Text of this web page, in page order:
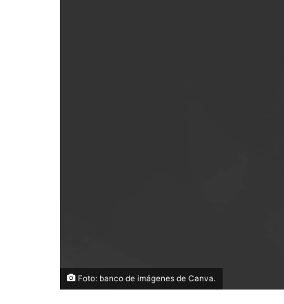
Foto: banco de imágenes de Canva.